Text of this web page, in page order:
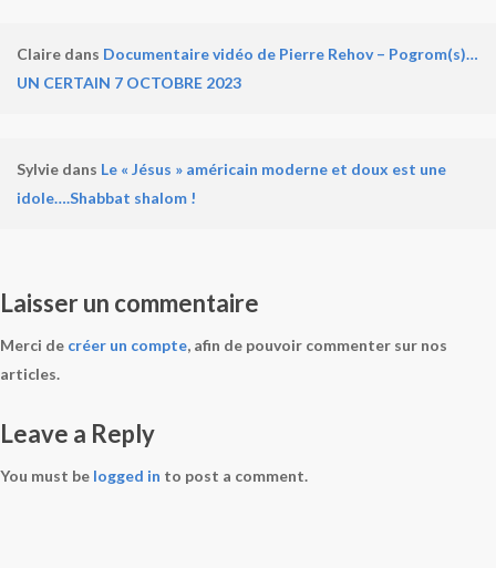
Claire dans Documentaire vidéo de Pierre Rehov – Pogrom(s)…
UN CERTAIN 7 OCTOBRE 2023
Sylvie dans Le « Jésus » américain moderne et doux est une
idole….Shabbat shalom !
Laisser un commentaire
Merci de créer un compte, afin de pouvoir commenter sur nos
articles.
Leave a Reply
You must be logged in to post a comment.